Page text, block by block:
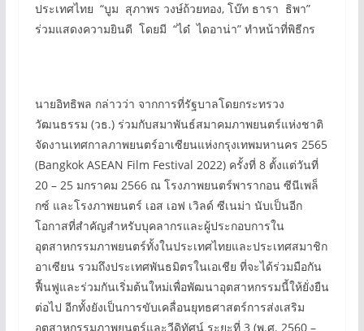
ประเทศไทย “บูม สุภาพร วงษ์ถ้วยทอง, โบ๊ท ธารา ธิพา”
ร่วมแสดงความยินดี โดยมี “ได๋ ไดอาน่า” ทำหน้าที่พิธีกร
นายอิทธิพล กล่าวว่า จากการที่รัฐบาลโดยกระทรวง
วัฒนธรรม (วธ.) ร่วมกับสมาพันธ์สมาคมภาพยนตร์แห่งชาติ
จัดงานเทศกาลภาพยนตร์อาเซียนแห่งกรุงเทพมหานคร 2565
(Bangkok ASEAN Film Festival 2022) ครั้งที่ 8 ตั้งแต่วันที่
20 – 25 มกราคม 2566 ณ โรงภาพยนตร์พารากอน ซีนีเพล็
กซ์ และโรงภาพยนตร์ เอส เอฟ เวิลด์ ซีเนม่า นับเป็นอีก
โอกาสที่สำคัญสำหรับบุคลากรและผู้ประกอบการใน
อุตสาหกรรมภาพยนตร์ทั้งในประเทศไทยและประเทศสมาชิก
อาเซียน รวมถึงประเทศพันธมิตรในเอเชีย ที่จะได้ร่วมมือกัน
ฟื้นฟูและร่วมกันเริ่มต้นใหม่เพื่อพัฒนาอุตสาหกรรมนี้ให้ยั่งยืน
ต่อไป อีกทั้งยังเป็นการขับเคลื่อนยุทธศาสตร์การส่งเสริม
อุตสาหกรรมภาพยนตร์และวีดิทัศน์ ระยะที่ 3 (พ.ศ. 2560 –